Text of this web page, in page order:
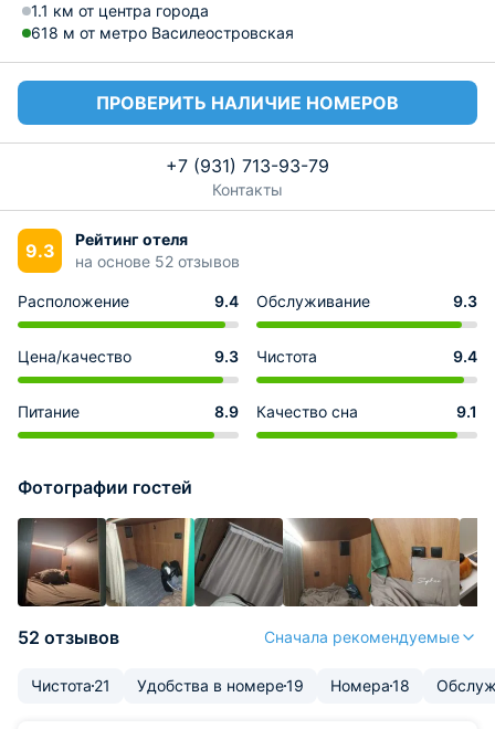
1.1 км от центра города
618 м от метро Василеостровская
ПРОВЕРИТЬ НАЛИЧИЕ НОМЕРОВ
+7 (931) 713-93-79
Контакты
9.3
Рейтинг отеля
на основе 52 отзывов
Расположение 9.4 Обслуживание 9.3
Цена/качество 9.3 Чистота 9.4
Питание 8.9 Качество сна 9.1
Фотографии гостей
52 отзывов Сначала рекомендуемые
Чистота 21 Удобства в номере19 Номера18